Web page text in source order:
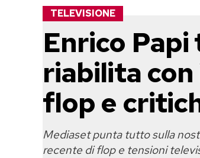
TELEVISIONE
Enrico
riabilita
flop e
Mediaset punta tutto sulla
recente di flop e tensioni